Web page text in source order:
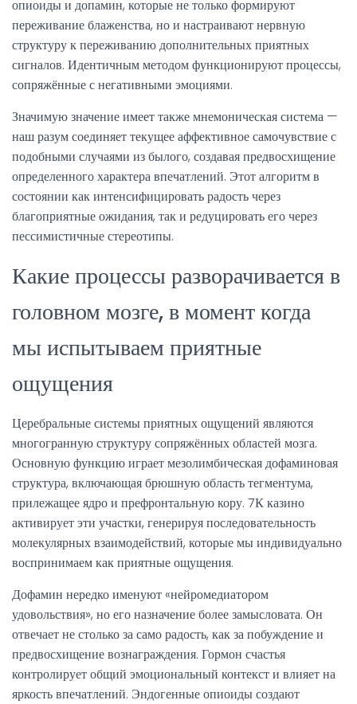
опиоиды и допамин, которые не только формируют
переживание блаженства, но и настраивают нервную
структуру к переживанию дополнительных приятных
сигналов. Идентичным методом функционируют процессы,
сопряжённые с негативными эмоциями.
Значимую значение имеет также мнемоническая система —
наш разум соединяет текущее аффективное самочувствие с
подобными случаями из былого, создавая предвосхищение
определенного характера впечатлений. Этот алгоритм в
состоянии как интенсифицировать радость через
благоприятные ожидания, так и редуцировать его через
пессимистичные стереотипы.
Какие процессы разворачивается в
головном мозге, в момент когда
мы испытываем приятные
ощущения
Церебральные системы приятных ощущений являются
многогранную структуру сопряжённых областей мозга.
Основную функцию играет мезолимбическая дофаминовая
структура, включающая брюшную область тегментума,
прилежащее ядро и префронтальную кору. 7К казино
активирует эти участки, генерируя последовательность
молекулярных взаимодействий, которые мы индивидуально
воспринимаем как приятные ощущения.
Дофамин нередко именуют «нейромедиатором
удовольствия», но его назначение более замысловата. Он
отвечает не столько за само радость, как за побуждение и
предвосхищение вознаграждения. Гормон счастья
контролирует общий эмоциональный контекст и влияет на
яркость впечатлений. Эндогенные опиоиды создают